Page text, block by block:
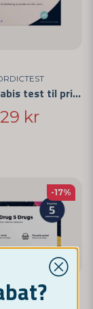
THC/Cannabis test til privat brug 5-pak
kr
-17%